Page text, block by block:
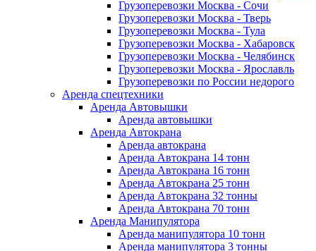
Грузоперевозки Москва - Сочи
Грузоперевозки Москва - Тверь
Грузоперевозки Москва - Тула
Грузоперевозки Москва - Хабаровск
Грузоперевозки Москва - Челябинск
Грузоперевозки Москва - Ярославль
Грузоперевозки по России недорого
Аренда спецтехники
Аренда Автовышки
Аренда автовышки
Аренда Автокрана
Аренда автокрана
Аренда Автокрана 14 тонн
Аренда Автокрана 16 тонн
Аренда Автокрана 25 тонн
Аренда Автокрана 32 тонны
Аренда Автокрана 70 тонн
Аренда Манипулятора
Аренда манипулятора 10 тонн
Аренда манипулятора 3 тонны